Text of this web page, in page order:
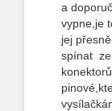
a
vypne,je
jej
spínat